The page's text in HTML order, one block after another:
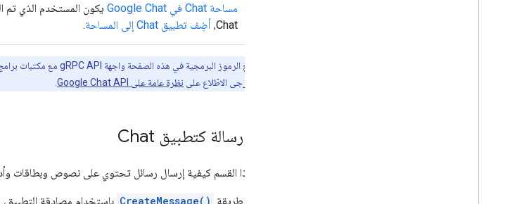
مساحة Chat في Google Chat
Chat، أضِف تطبيق Chat إلى المساحة .
نظرة عامة على Google Chat API
إرسال رسالة كتطبيق Chat
يوضّح هذا القسم كيفية إرسال رسائل تحتوي على نصوص وبطاقات
لاستدعاء طريقة CreateMessage() باستخدام مصادقة